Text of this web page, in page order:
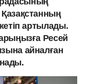
артылады.
Ресей
айналған